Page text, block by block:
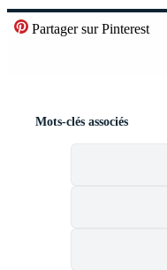
Partager sur Pinterest
Mots-clés associés